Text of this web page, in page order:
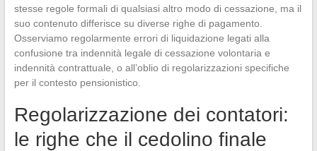
stesse regole formali di qualsiasi altro modo di cessazione, ma il
suo contenuto differisce su diverse righe di pagamento.
Osserviamo regolarmente errori di liquidazione legati alla
confusione tra indennità legale di cessazione volontaria e
indennità contrattuale, o all’oblio di regolarizzazioni specifiche
per il contesto pensionistico.
Regolarizzazione dei contatori:
le righe che il cedolino finale